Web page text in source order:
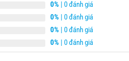
0% | 0 đánh giá
0% | 0 đánh giá
0% | 0 đánh giá
0% | 0 đánh giá